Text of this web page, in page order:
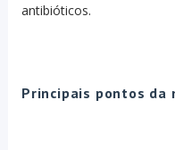
antibióticos.
Principais pontos da